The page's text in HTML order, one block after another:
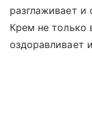
разглаживает и
Крем не только
оздоравливает